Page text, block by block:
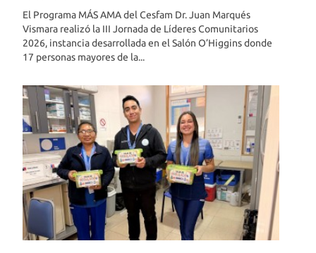
El Programa MÁS AMA del Cesfam Dr. Juan Marqués
Vismara realizó la III Jornada de Líderes Comunitarios
2026, instancia desarrollada en el Salón O’Higgins donde
17 personas mayores de la...